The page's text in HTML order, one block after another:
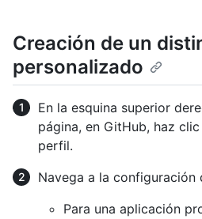
Creación de un
personalizado
En la esquina superior
página, en GitHub, haz
perfil.
Navega a la configuración
Para una aplicación